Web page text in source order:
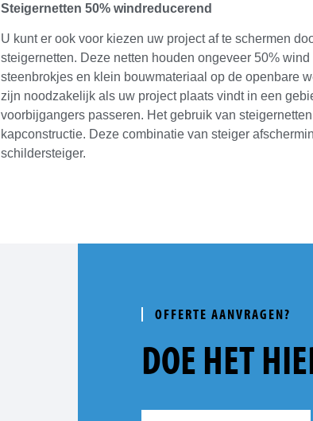
Steigernetten 50% windreducerend
U kunt er ook voor kiezen uw project af te schermen
steigernetten. Deze netten houden ongeveer 50%
steenbrokjes en klein bouwmateriaal op de openbare
zijn noodzakelijk als uw project plaats vindt in een
voorbijgangers passeren. Het gebruik van
kapconstructie. Deze combinatie van steiger
schildersteiger.
OFFERTE AANVRAGEN?
DOE HET